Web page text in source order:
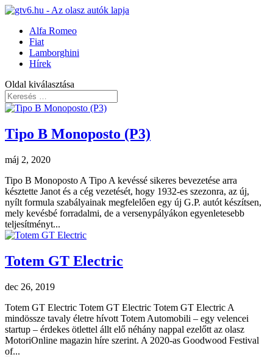
Alfa Romeo
Fiat
Lamborghini
Hírek
Oldal kiválasztása
Tipo B Monoposto (P3)
máj 2, 2020
Tipo B Monoposto A Tipo A kevéssé sikeres bevezetése arra
késztette Janot és a cég vezetését, hogy 1932-es szezonra, az új,
nyílt formula szabályainak megfelelően egy új G.P. autót készítsen,
mely kevésbé forradalmi, de a versenypályákon egyenletesebb
teljesítményt...
Totem GT Electric
dec 26, 2019
Totem GT Electric Totem GT Electric Totem GT Electric A
mindössze tavaly életre hívott Totem Automobili – egy velencei
startup – érdekes ötlettel állt elő néhány nappal ezelőtt az olasz
MotoriOnline magazin híre szerint. A 2020-as Goodwood Festival
of...